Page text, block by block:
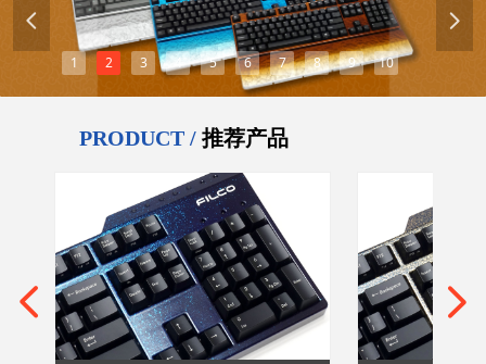
넳 넲
PRODUCT / 推荐产品
1 2 3 4 5 6 7 8 9 10
넳 넲